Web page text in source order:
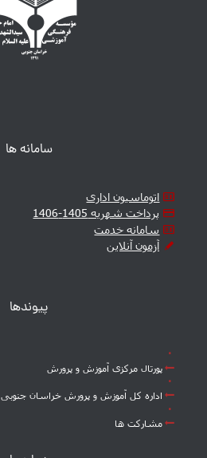
سامانه ها
اتوماسیون اداری
پرداخت شهریه 1405-1406
سامانه خدمت
آزمون آنلاین
پیوندها
پورتال مرکزی آموزش و پرورش
اداره کل آموزش و پرورش خراسان جنوبی
مشارکت ها